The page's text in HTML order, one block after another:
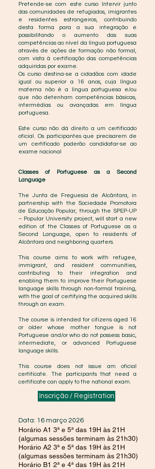
Pretende-se com este curso Intervir junto
das comunidades de refugiados, imigrantes
e residentes estrangeiros, contribuindo
desta forma para a sua integração e
possibilitando o aumento das suas
competências ao nível da língua portuguesa
através de ações de formação não formal,
com vista à certificação das competências
adquiridas por exame.
Os curso destina-se a cidadãos com idade
igual ou superior a 16 anos, cuja língua
materna não é a língua portuguesa e/ou
que não detenham competências básicas,
intermédias ou avançadas em língua
portuguesa.
Este curso não dá direito a um certificado
oficial. Os participantes que precisarem de
um certificado poderão candidatar-se ao
exame nacional
Classes of Portuguese as a Second
Language
The Junta de Freguesia de Alcântara, in
partnership with the Sociedade Promotora
de Educação Popular, through the SPEP-UP
– Popular University project, will start a new
edition of the Classes of Portuguese as a
Second Language, open to residents of
Alcântara and neighboring quarters.
This course aims to work with refugee,
immigrant, and resident communities,
contributing to their integration and
enabling them to improve their Portuguese
language skills through non-formal training,
with the goal of certifying the acquired skills
through an exam.
The course is intended for citizens aged 16
or older whose mother tongue is not
Portuguese and/or who do not possess basic,
intermediate, or advanced Portuguese
language skills.
This course does not issue am oficial
certificate. The participants that need a
certificate can apply to the national exam.
Inscrição / Registration
Data: 16 março 2026
Horário A1 3ª e 5ª das 19H às 21H
(algumas sessões terminam às 21h30)
Horário A2 3ª e 5ª das 19H às 21H
(algumas sessões terminam às 21h30)
Horário B1 2ª e 4ª das 19H às 21H